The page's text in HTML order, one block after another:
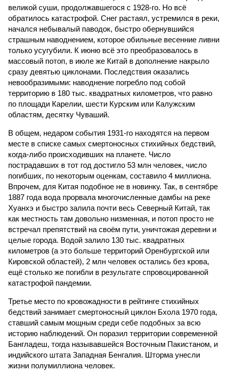
великой суши, продолжавшегося с 1928-го. Но всё
обратилось катастрофой. Снег растаял, устремился в реки,
начался небывалый паводок, быстро обернувшийся
страшным наводнением, которое обильные весенние ливни
только усугубили. К июню всё это преобразовалось в
массовый потоп, в июле же Китай в дополнение накрыло
сразу девятью циклонами. Последствия оказались
невообразимыми: наводнение погребло под собой
территорию в 180 тыс. квадратных километров, что равно
по площади Карелии, шести Курским или Калужским
областям, десятку Чуваший.
В общем, недаром события 1931-го находятся на первом
месте в списке самых смертоносных стихийных бедствий,
когда-либо происходивших на планете. Число
пострадавших в тот год достигло 53 млн человек, число
погибших, по некоторым оценкам, составило 4 миллиона.
Впрочем, для Китая подобное не в новинку. Так, в сентябре
1887 года вода прорвала многочисленные дамбы на реке
Хуанхэ и быстро залила почти весь Северный Китай, так
как местность там довольно низменная, и потоп просто не
встречал препятствий на своём пути, уничтожая деревни и
целые города. Водой залило 130 тыс. квадратных
километров (а это больше территорий Оренбургской или
Кировской областей), 2 млн человек остались без крова,
ещё столько же погибли в результате спровоцированной
катастрофой пандемии.
Третье место по кровожадности в рейтинге стихийных
бедствий занимает смертоносный циклон Бхола 1970 года,
ставший самым мощным среди себе подобных за всю
историю наблюдений. Он поразил территории современной
Бангладеш, тогда называвшейся Восточным Пакистаном, и
индийского штата Западная Бенгалия. Шторма унесли
жизни полумиллиона человек.